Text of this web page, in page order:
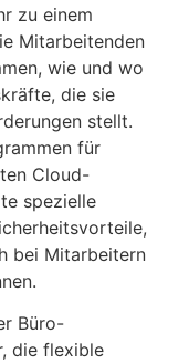
zu einem
Mitarbeitenden
wie und wo
die sie
stellt.
für
Cloud-
spezielle
bei Mitarbeitern
Büro-
die flexible